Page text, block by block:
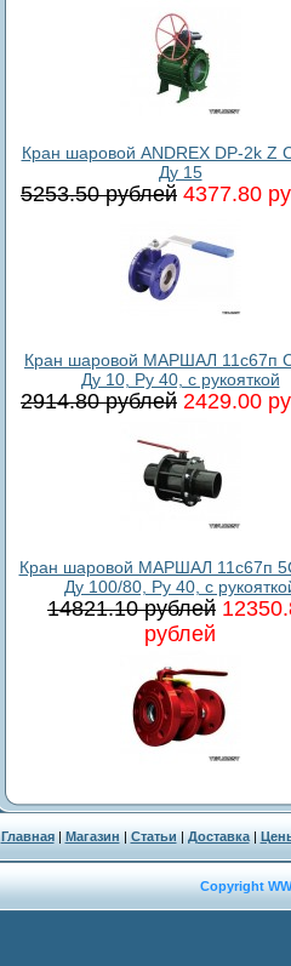
Кран шаровой ANDREX DP-2k Z
Ду 15
5253.50 рублей 4377.80
Кран шаровой МАРШАЛ 11с67п
Ду 10, Ру 40, с рукояткой
2914.80 рублей 2429.00
Кран шаровой МАРШАЛ 11с67п
Ду 100/80, Ру 40, с
14821.10 рублей
рублей
Главная| Магазин | Статьи | Доставка|
Copyright